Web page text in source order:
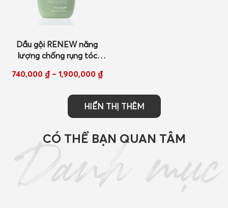
Dầu gội RENEW năng
lượng chống rụng tóc
740,000 ₫– 1,900,000 ₫
HIỂN THỊ THÊM
Danh mục
CÓ THỂ BẠN QUAN TÂM